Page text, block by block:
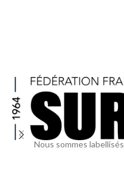
Nous sommes labellisés